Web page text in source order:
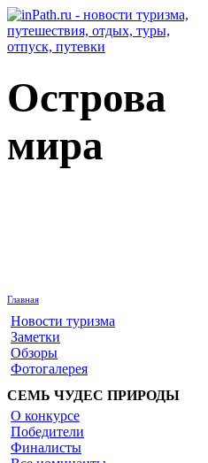
Острова
мира
Главная
Новости туризма
Заметки
Обзоры
Фотогалерея
СЕМЬ ЧУДЕС ПРИРОДЫ
О конкурсе
Победители
Финалисты